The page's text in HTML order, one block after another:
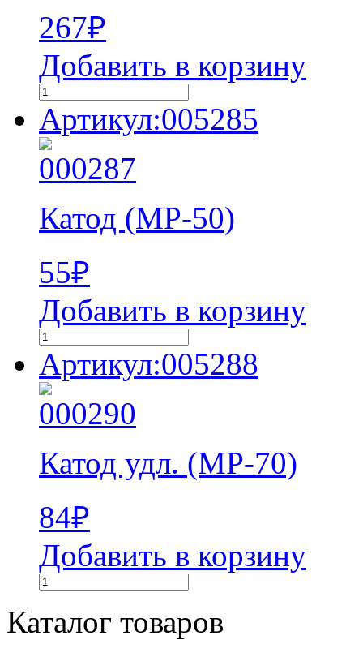
267₽
Добавить в корзину
Артикул:005285
Катод (MP-50)
55₽
Добавить в корзину
Артикул:005288
Катод удл. (МР-70)
84₽
Добавить в корзину
Каталог товаров